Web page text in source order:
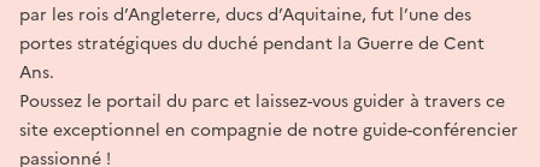
par les rois d’Angleterre, ducs d’Aquitaine, fut l’une des
portes stratégiques du duché pendant la Guerre de Cent
Ans.
Poussez le portail du parc et laissez-vous guider à travers ce
site exceptionnel en compagnie de notre guide-conférencier
passionné !